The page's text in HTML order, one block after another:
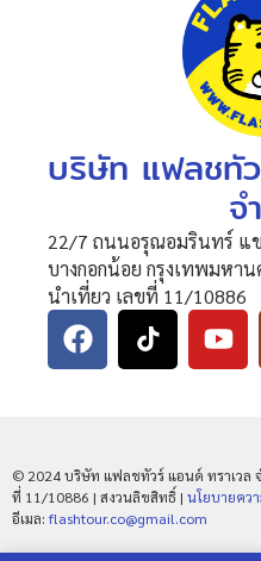
บริษัท แฟลชทั
จ
22/7 ถนนอรุณอมรินทร์ แ
บางกอกน้อย กรุงเทพมหา
นำเที่ยว เลขที่ 11/10886
© 2024 บริษัท แฟลชทัวร์ แอนด์ ทราเวล
ที่ 11/10886 | สงวนลิขสิทธิ์ | นโยบายคว
อีเมล: flashtour.co@gmail.com